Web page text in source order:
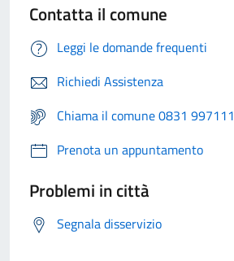
Contatta il comune
Leggi le domande frequenti
Richiedi Assistenza
Chiama il comune 0831 997111
Prenota un appuntamento
Problemi in città
Segnala disservizio